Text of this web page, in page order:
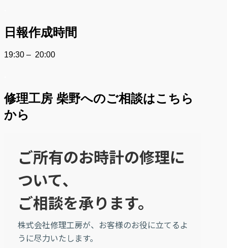
日報作成時間
19:30 – 20:00
修理工房 柴野へのご相談はこちら
から